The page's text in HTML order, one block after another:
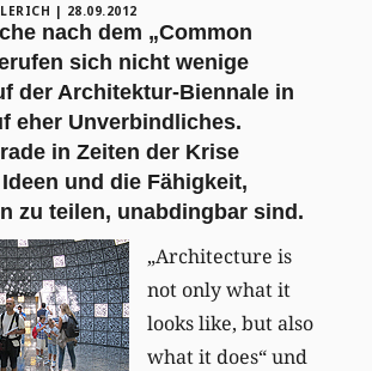
| 28.09.2012
nach dem „Common
sich nicht wenige
der Architektur-Biennale in
eher Unverbindliches.
in Zeiten der Krise
und die Fähigkeit,
zu teilen, unabdingbar sind.
„Architecture is
not only what it
looks like, but also
what it does“ und